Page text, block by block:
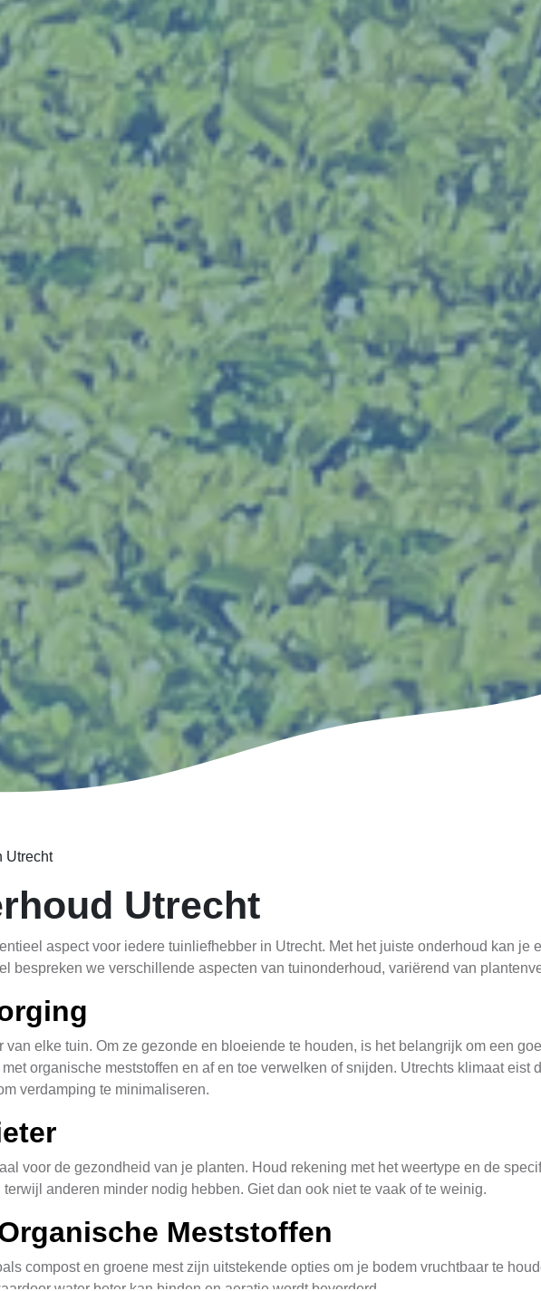
Utrecht
Utrecht
aspect voor iedere tuinliefhebber in Utrecht. Met het juiste onderhoud kan je
bespreken we verschillende aspecten van tuinonderhoud, variërend van
van elke tuin. Om ze gezonde en bloeiende te houden, is het belangrijk om een
organische meststoffen en af en toe verwelken of snijden. Utrechts klimaat
verdamping te minimaliseren.
voor de gezondheid van je planten. Houd rekening met het weertype en de
anderen minder nodig hebben. Giet dan ook niet te vaak of te weinig.
Meststoffen
compost en groene mest zijn uitstekende opties om je bodem vruchtbaar te